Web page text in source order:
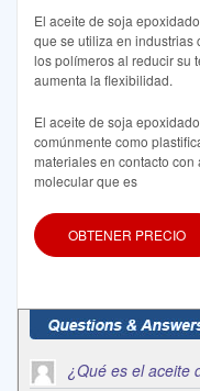
El aceite de soja
que se utiliza en industrias
los polímeros al reducir su
aumenta la flexibilidad.
El aceite de soja
comúnmente como
materiales en contacto
molecular que es
OBTENER PRECIO
¿Qué es el aceite